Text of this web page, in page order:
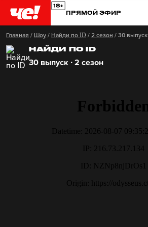
ПРЯМОЙ ЭФИР
Главная / Шоу / Найди по ID / 2 сезон / 30 выпуск
НАЙДИ ПО ID
30 выпуск ∙ 2 сезон